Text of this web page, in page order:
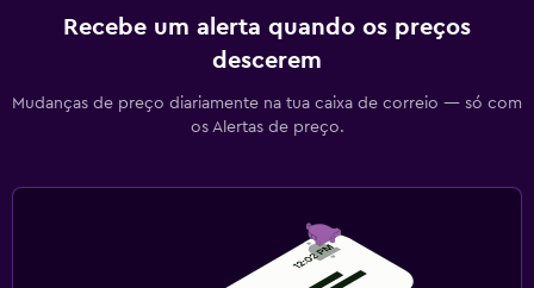
Recebe um alerta quando os preços
descerem
Mudanças de preço diariamente na tua caixa de correio — só com
os Alertas de preço.